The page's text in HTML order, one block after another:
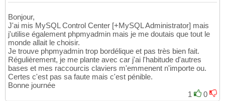
Bonjour,
J'ai mis MySQL Control Center [+MySQL Administrator] mais
j'utilise également phpmyadmin mais je me doutais que tout le
monde allait le choisir.
Je trouve phpmyadmin trop bordélique et pas très bien fait.
Régulièrement, je me plante avec car j'ai l'habitude d'autres
bases et mes raccourcis claviers m'emmenent n'importe ou.
Certes c'est pas sa faute mais c'est pénible.
Bonne journée
1
0